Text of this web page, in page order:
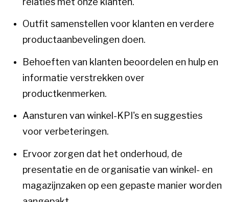
Outfit samenstellen voor klanten en verdere
productaanbevelingen doen.
Behoeften van klanten beoordelen en hulp en
informatie verstrekken over
productkenmerken.
Aansturen van winkel-KPI's en suggesties
voor verbeteringen.
Ervoor zorgen dat het onderhoud, de
presentatie en de organisatie van winkel- en
magazijnzaken op een gepaste manier worden